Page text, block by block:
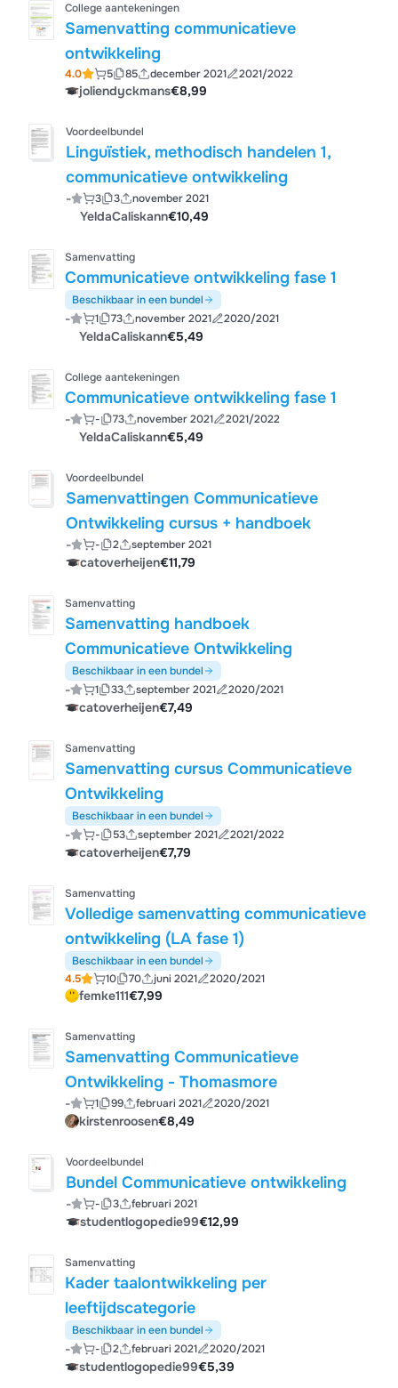
College aantekeningen
Samenvatting communicatieve
ontwikkeling
4.0 5 85 december 2021 2021/2022
joliendyckmans€8,99
Voordeelbundel
Linguïstiek, methodisch handelen 1,
communicatieve ontwikkeling
- 3 3 november 2021
YeldaCaliskann€10,49
Samenvatting
Communicatieve ontwikkeling fase 1
Beschikbaar in een bundel
- 1 73 november 2021 2020/2021
YeldaCaliskann€5,49
College aantekeningen
Communicatieve ontwikkeling fase 1
- - 73 november 2021 2021/2022
YeldaCaliskann€5,49
Voordeelbundel
Samenvattingen Communicatieve
Ontwikkeling cursus + handboek
- - 2 september 2021
catoverheijen€11,79
Samenvatting
Samenvatting handboek
Communicatieve Ontwikkeling
Beschikbaar in een bundel
- 1 33 september 2021 2020/2021
catoverheijen€7,49
Samenvatting
Samenvatting cursus Communicatieve
Ontwikkeling
Beschikbaar in een bundel
- - 53 september 2021 2021/2022
catoverheijen€7,79
Samenvatting
Volledige samenvatting communicatieve
ontwikkeling (LA fase 1)
Beschikbaar in een bundel
4.5
10 70 juni 2021 2020/2021
femke111€7,99
Samenvatting
Samenvatting Communicatieve
Ontwikkeling - Thomasmore
- 1 99 februari 2021 2020/2021
kirstenroosen€8,49
Voordeelbundel
Bundel Communicatieve ontwikkeling
- - 3 februari 2021
studentlogopedie99€12,99
Samenvatting
Kader taalontwikkeling per
leeftijdscategorie
Beschikbaar in een bundel
- - 2 februari 2021 2020/2021
studentlogopedie99€5,39